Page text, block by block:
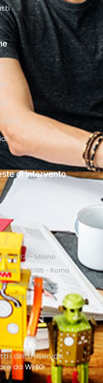
di intervento
20121 - Milano
6, 00186 - Roma
i diritti riservati.
daWHIG